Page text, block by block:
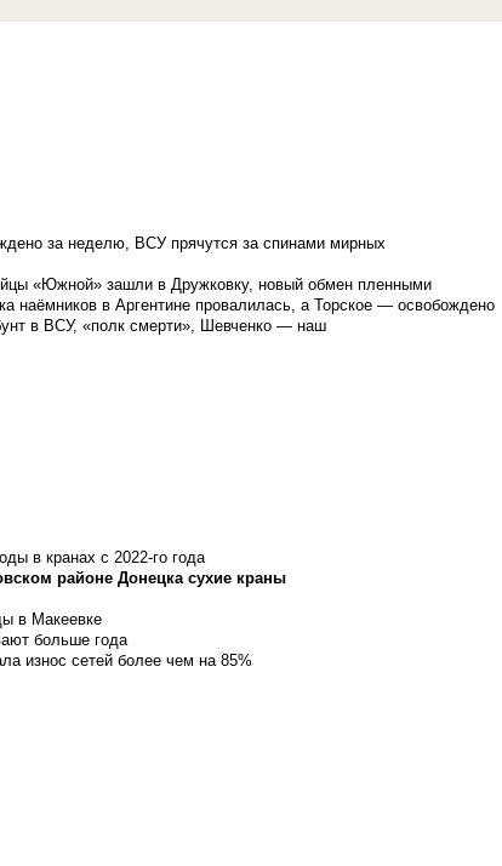
за неделю, ВСУ прячутся за спинами мирных
«Южной» зашли в Дружковку, новый обмен пленными
наёмников в Аргентине провалилась, а Торское — освобождено
в ВСУ, «полк смерти», Шевченко — наш
в кранах с 2022-го года
районе Донецка сухие краны
в Макеевке
больше года
износ сетей более чем на 85%